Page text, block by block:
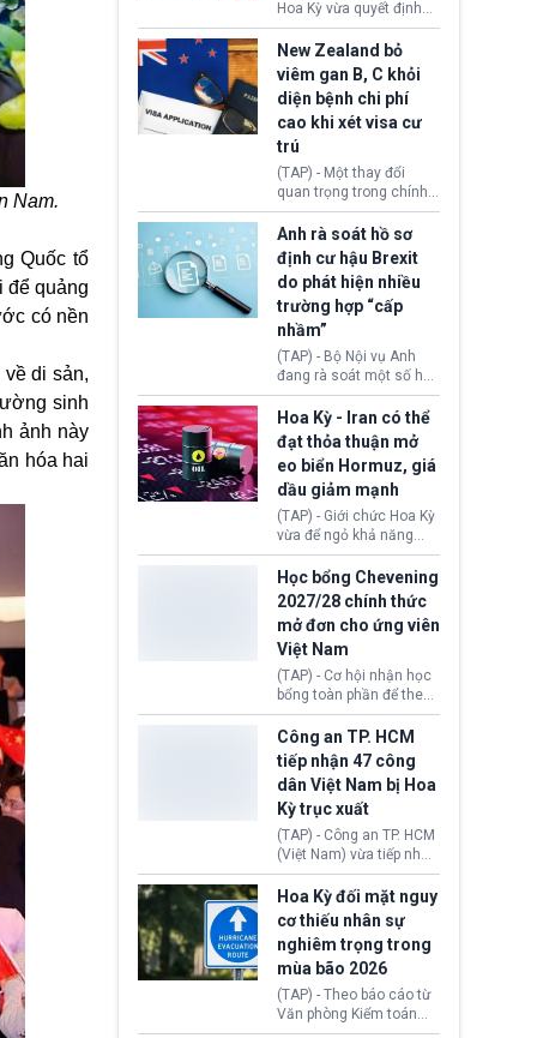
Nam.
Quốc tổ
để quảng
có nền
di sản,
sinh
ảnh này
hóa hai
diễn ra sau phán quyết
hồi tháng 2 bởi Tòa án
Tối cao Hoa Kỳ
(SCOTUS) khi tuyên bố,
việc áp thuế diện rộng là
hoàn toàn bất hợp pháp.
Hoa Kỳ vừa quyết định
thu hồi thị thực (visa)
của bà Maria Luiza
Ribeiro Viotti - Đại sứ
Brazil tại Washington.
Động thái trên diễn ra
trong bối cảnh tranh
chấp ngoại giao giữa
chính quyền Tổng thống
Donald Trump và chính
phủ cánh tả Tổng thống
da Silva đang leo thang
gay gắt.
New Zealand bỏ
viêm gan B, C khỏi
diện bệnh chi phí
cao khi xét visa cư
trú
(TAP) - Một thay đổi
quan trọng trong chính
sách nhập cư của New
Zealand đang mở ra
thêm cơ hội cho nhiều
người muốn định cư. Từ
nay, người mắc viêm
gan B hoặc viêm gan C
sẽ không còn bị mặc
định không đáp ứng tiêu
chuẩn sức khỏe chỉ vì
chi phí điều trị khi nộp hồ
Anh rà soát hồ sơ
định cư hậu Brexit
do phát hiện nhiều
trường hợp “cấp
nhầm”
(TAP) - Bộ Nội vụ Anh
đang rà soát một số hồ
sơ thuộc Chương trình
Định cư EU (EU
Settlement Scheme -
EUSS) sau khi xác định
có trường hợp được cấp
quy chế cư trú hậu
Brexit “do nhầm lẫn”.
Động thái này làm dấy
lên lo ngại về việc thực
thi Thỏa thuận Rút khỏi
Liên minh châu Âu
(Withdrawal
Agreement).
Hoa Kỳ - Iran có thể
đạt thỏa thuận mở
eo biển Hormuz, giá
dầu giảm mạnh
(TAP) - Giới chức Hoa Kỳ
vừa để ngỏ khả năng
sớm đạt thỏa thuận với
Iran nhằm mở lại eo biển
Hormuz, mở đường cho
việc khôi phục hoạt
động hàng hải. Những
tín hiệu ngoại giao tích
cực này lập tức tác động
đến thị trường năng
lượng, kéo giá dầu thế
giới lùi sâu xuống dưới
mức 80 USD/thùng.
Học bổng Chevening
2027/28 chính thức
mở đơn cho ứng viên
Việt Nam
(TAP) - Cơ hội nhận học
bổng toàn phần để theo
học chương trình thạc sĩ
tại Vương quốc Anh đã
chính thức quay trở lại.
Học bổng Chevening
2027/28 của Chính phủ
Anh vừa mở cổng ứng
tuyển dành riêng ứng
viên Việt Nam, hỗ trợ
toàn bộ chi phí học tập
cùng nhiều quyền lợi
trong suốt một năm
học.
Công an TP. HCM
tiếp nhận 47 công
dân Việt Nam bị Hoa
Kỳ trục xuất
(TAP) - Công an TP. HCM
(Việt Nam) vừa tiếp nhận
47 công dân Việt Nam bị
Hoa Kỳ trục xuất về
nước. Đây là đợt có số
lượng lớn nhất từ đầu
năm 2026 đến nay, phản
ánh xu hướng gia tăng
các trường hợp trục
xuất.
Hoa Kỳ đối mặt nguy
cơ thiếu nhân sự
nghiêm trọng trong
mùa bão 2026
(TAP) - Theo báo cáo từ
Văn phòng Kiểm toán
Chính phủ (GAO), Cơ